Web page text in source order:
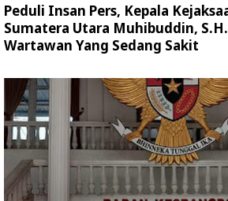
Peduli Insan Pers, Kepala
Sumatera Utara Muhibuddin,
Wartawan Yang Sedang Sakit